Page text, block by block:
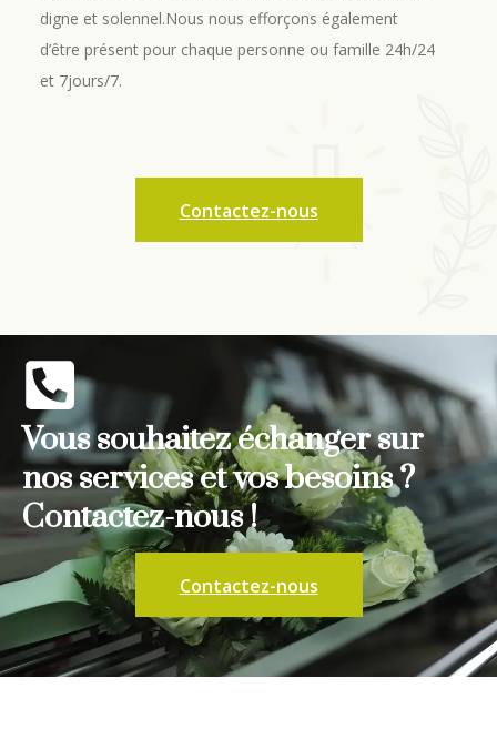
digne et solennel.Nous nous efforçons également
d’être présent pour chaque personne ou famille 24h/24
et 7jours/7.
Contactez-nous
Vous souhaitez échanger sur
nos services et vos besoins ?
Contactez-nous !
Contactez-nous